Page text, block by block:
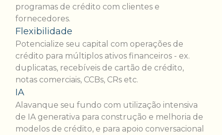
programas de crédito com clientes e
fornecedores.
Flexibilidade
Potencialize seu capital com operações de
crédito para múltiplos ativos financeiros - ex.
duplicatas, recebíveis de cartão de crédito,
notas comerciais, CCBs, CRs etc.
IA
Alavanque seu fundo com utilização intensiva
de IA generativa para construção e melhoria de
modelos de crédito, e para apoio conversacional